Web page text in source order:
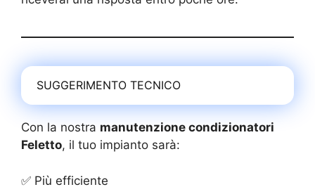
SUGGERIMENTO TECNICO
Con la nostra manutenzione condizionatori
Feletto, il tuo impianto sarà:
✅ Più efficiente